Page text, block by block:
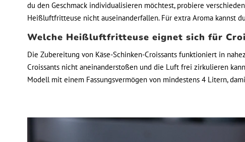
du den Geschmack individualisieren möchtest, probiere
Heißluftfritteuse nicht auseinanderfallen. Für extra Aroma kannst
Welche Heißluftfritteuse eignet sich für
Die Zubereitung von Käse-Schinken-Croissants funktioniert in
Croissants nicht aneinanderstoßen und die Luft frei zirkulieren
Modell mit einem Fassungsvermögen von mindestens 4 Litern,